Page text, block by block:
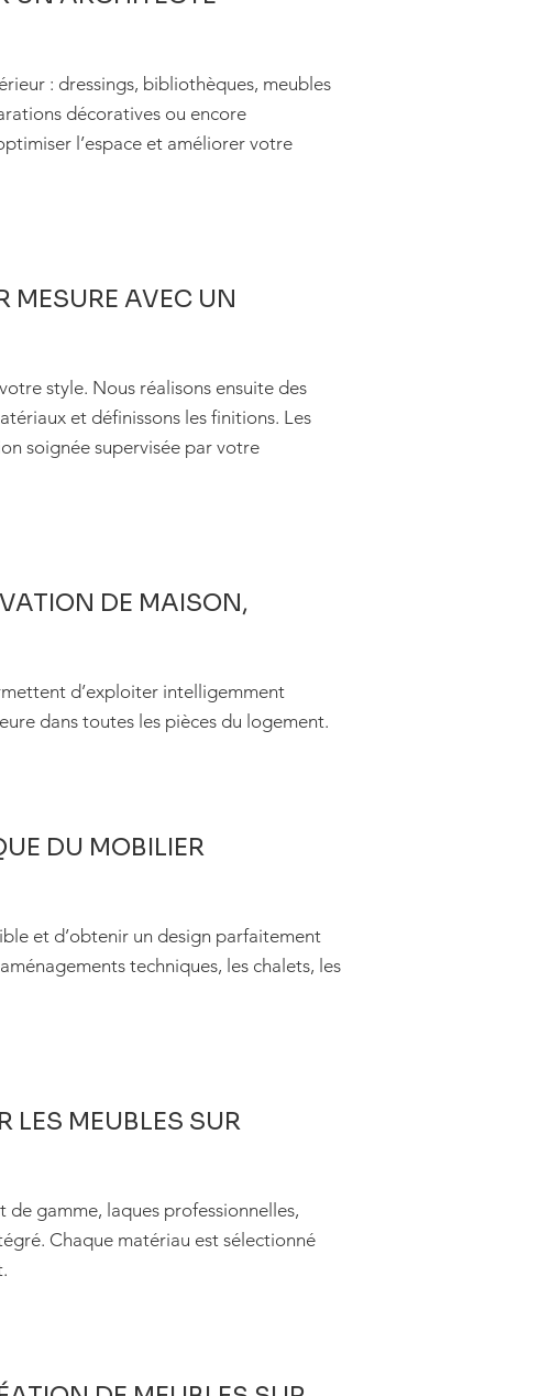
: dressings, bibliothèques, meubles
décoratives ou encore
l’espace et améliorer votre
MESURE AVEC UN
style. Nous réalisons ensuite des
et définissons les finitions. Les
soignée supervisée par votre
DE MAISON,
d’exploiter intelligemment
dans toutes les pièces du logement.
DU MOBILIER
et d’obtenir un design parfaitement
techniques, les chalets, les
LES MEUBLES SUR
gamme, laques professionnelles,
Chaque matériau est sélectionné